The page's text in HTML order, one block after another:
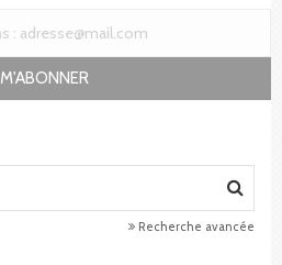
M'ABONNER
Recherche avancée